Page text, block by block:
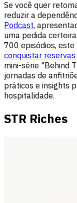
Se você quer
reduzir a
Podcast,
uma pedida
700 episódios,
conquistar
mini-série "Behind
jornadas de
práticos e insights
hospitalidade.
STR Riches